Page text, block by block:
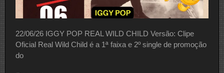
22/06/26 IGGY POP REAL WILD CHILD Versão: Clipe
Oficial Real Wild Child é a 1ª faixa e 2º single de promoção
do